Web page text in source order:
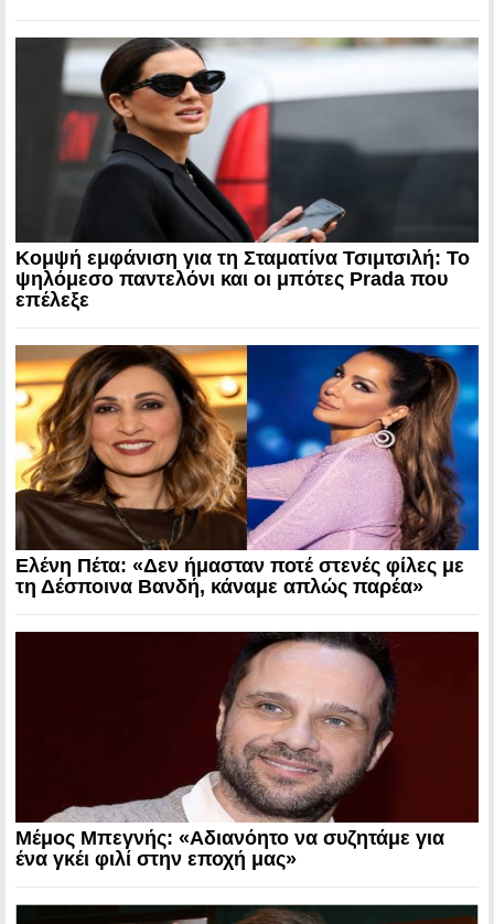
Κομψή εμφάνιση για τη Σταματίνα Τσιμτσιλή: Το
ψηλόμεσο παντελόνι και οι μπότες Prada που
επέλεξε
Ελένη Πέτα: «Δεν ήμασταν ποτέ στενές φίλες με
τη Δέσποινα Βανδή, κάναμε απλώς παρέα»
Μέμος Μπεγνής: «Αδιανόητο να συζητάμε για
ένα γκέι φιλί στην εποχή μας»